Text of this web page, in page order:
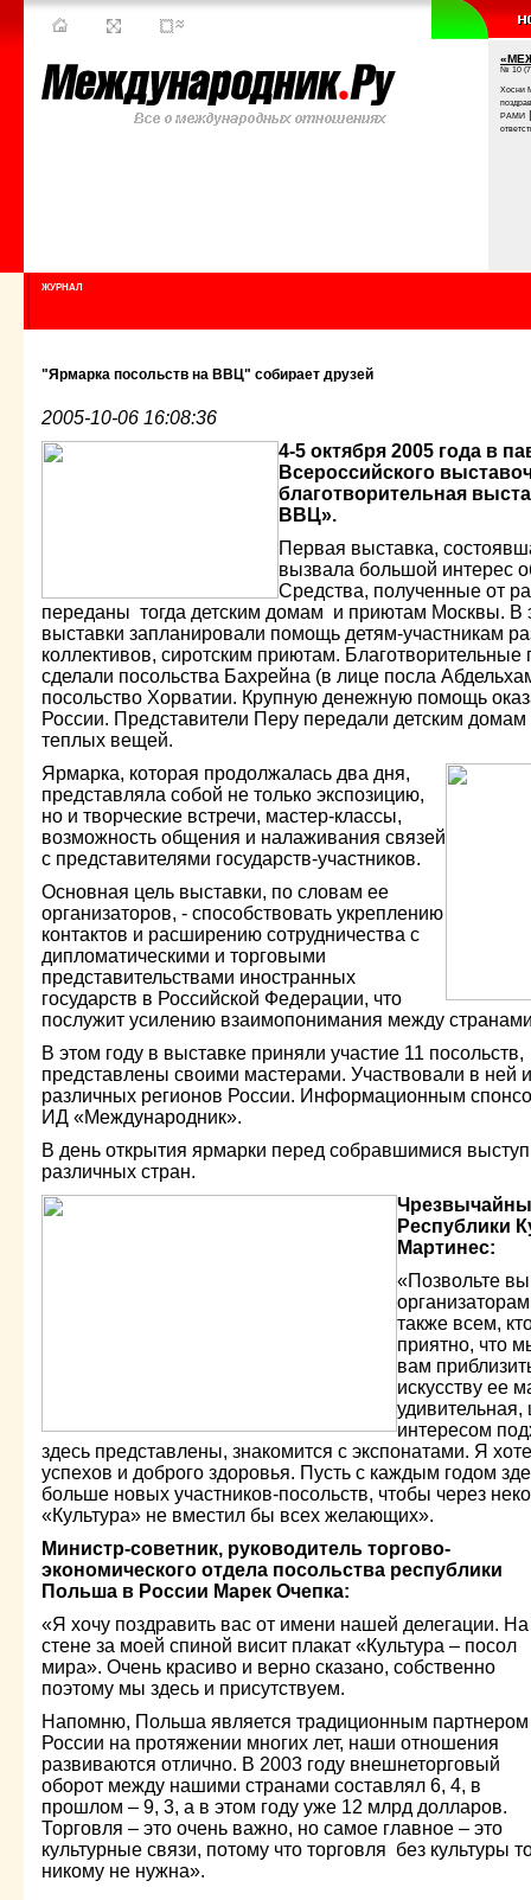
№ 10
Хосни
РАМИ
ЖУРНАЛ
"Ярмарка посольств на ВВЦ" собирает друзей
2005-10-06 16:08:36
4-5 октября 2005 года в
Всероссийского
благотворительная
ВВЦ».
Первая выставка,
вызвала большой интерес
Средства, полученные от
переданы тогда детским домам и приютам Москвы. В
выставки запланировали помощь детям-участникам
коллективов, сиротским приютам. Благотворительные
сделали посольства Бахрейна (в лице посла
посольство Хорватии. Крупную денежную помощь
России. Представители Перу передали детским
теплых вещей.
Ярмарка, которая продолжалась два дня,
представляла собой не только экспозицию,
но и творческие встречи, мастер-классы,
возможность общения и налаживания связей
с представителями государств-участников.
Основная цель выставки, по словам ее
организаторов, - способствовать укреплению
контактов и расширению сотрудничества с
дипломатическими и торговыми
представительствами иностранных
государств в Российской Федерации, что
послужит усилению взаимопонимания между
В этом году в выставке приняли участие 11
представлены своими мастерами. Участвовали в ней
различных регионов России. Информационным
ИД «Международник».
В день открытия ярмарки перед собравшимися
различных стран.
Республики
Мартинес:
«Позвольте
также всем,
приятно, что
вам
искусству ее
интересом
здесь представлены, знакомится с экспонатами. Я
успехов и доброго здоровья. Пусть с каждым годом
больше новых участников-посольств, чтобы через
«Культура» не вместил бы всех желающих».
Министр-советник, руководитель торгово-
экономического отдела посольства республики
Польша в России Марек Очепка:
«Я хочу поздравить вас от имени нашей делегации. На
стене за моей спиной висит плакат «Культура – посол
мира». Очень красиво и верно сказано, собственно
поэтому мы здесь и присутствуем.
Напомню, Польша является традиционным партнером
России на протяжении многих лет, наши отношения
развиваются отлично. В 2003 году внешнеторговый
оборот между нашими странами составлял 6, 4, в
прошлом – 9, 3, а в этом году уже 12 млрд долларов.
Торговля – это очень важно, но самое главное – это
культурные связи, потому что торговля без культуры
никому не нужна».